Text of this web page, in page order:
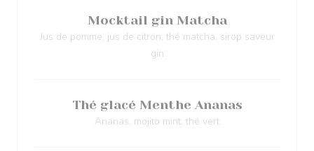
Mocktail gin Matcha
Jus de pomme, jus de citron, thé matcha, sirop saveur
gin
Thé glacé Menthe Ananas
Ananas, mojito mint, thé vert